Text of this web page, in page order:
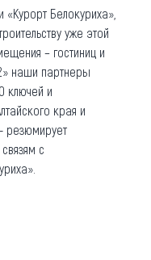
Белокуриха»,
уже этой
– гостиниц и
наши партнеры
ключей и
края и
резюмирует
связям с